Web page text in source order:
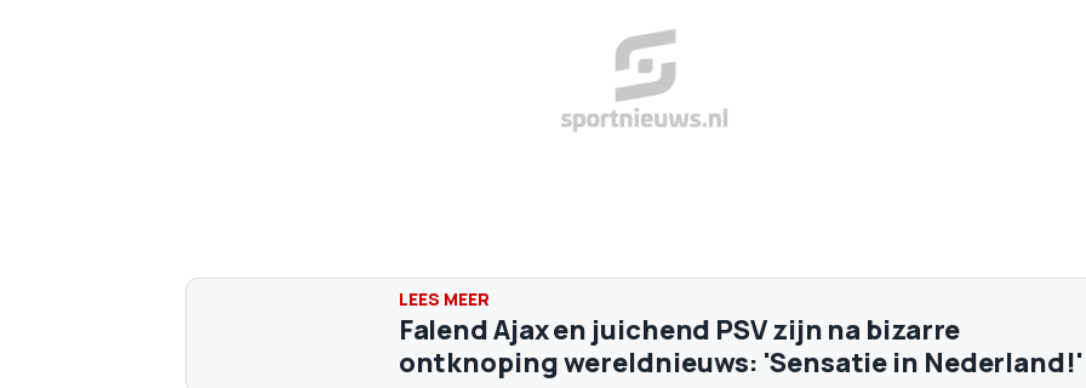
Falend Ajax en juichend PSV zijn na bizarre
ontknoping wereldnieuws: 'Sensatie in Nederland!'